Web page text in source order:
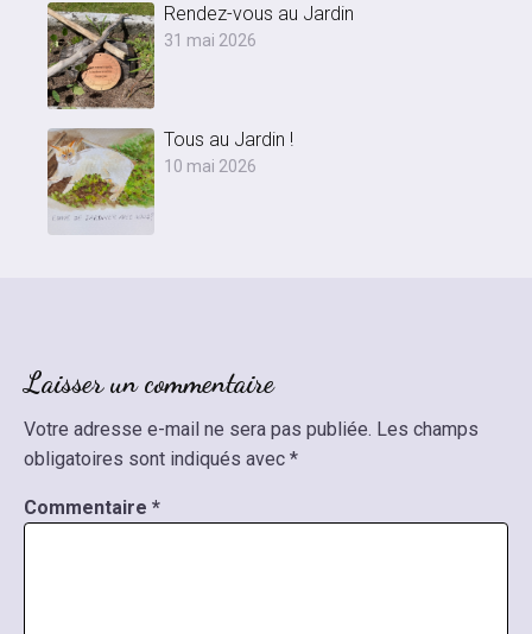
Rendez-vous au Jardin
31 mai 2026
Tous au Jardin !
10 mai 2026
Laisser un commentaire
Votre adresse e-mail ne sera pas publiée. Les champs
obligatoires sont indiqués avec *
Commentaire *